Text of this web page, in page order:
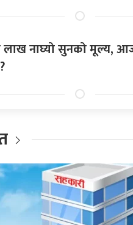
लाख नाघ्यो सुनको मूल्य,